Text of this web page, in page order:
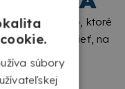
ako miesto, ktoré
nám vedieť, na
SÚBOR
súbory